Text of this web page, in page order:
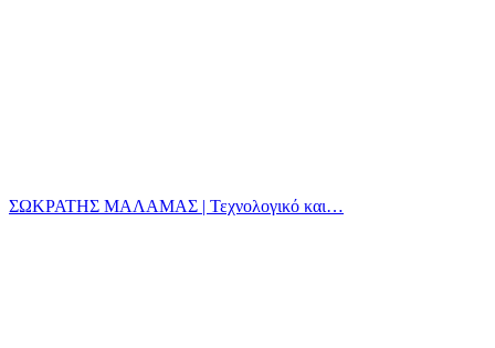
ΣΩΚΡΑΤΗΣ ΜΑΛΑΜΑΣ | Τεχνολογικό και…